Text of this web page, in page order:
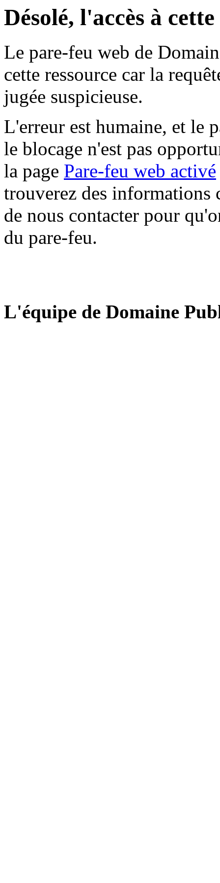
Désolé, l'accès à
Le pare-feu web de
cette ressource car la
jugée suspicieuse.
L'erreur est humaine, et le
le blocage n'est pas
la page Pare-feu web activé
trouverez des informations
de nous contacter pour
du pare-feu.
L'équipe de Domaine